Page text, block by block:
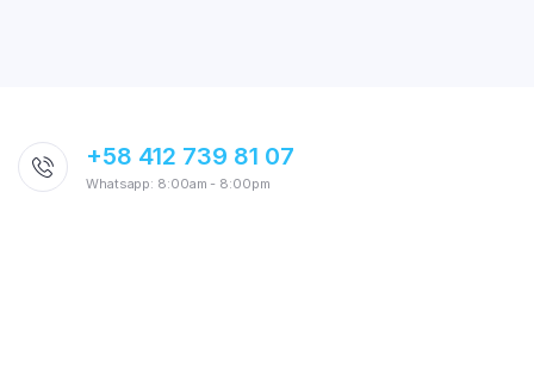
+58 412 739 81 07
Whatsapp: 8:00am - 8:00pm